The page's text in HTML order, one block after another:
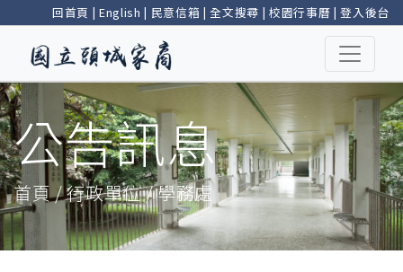
回首頁 | English | 民意信箱 |全文搜尋 | 校園行事曆 |登入後台
公告訊息
首頁 / 行政單位 / 學務處